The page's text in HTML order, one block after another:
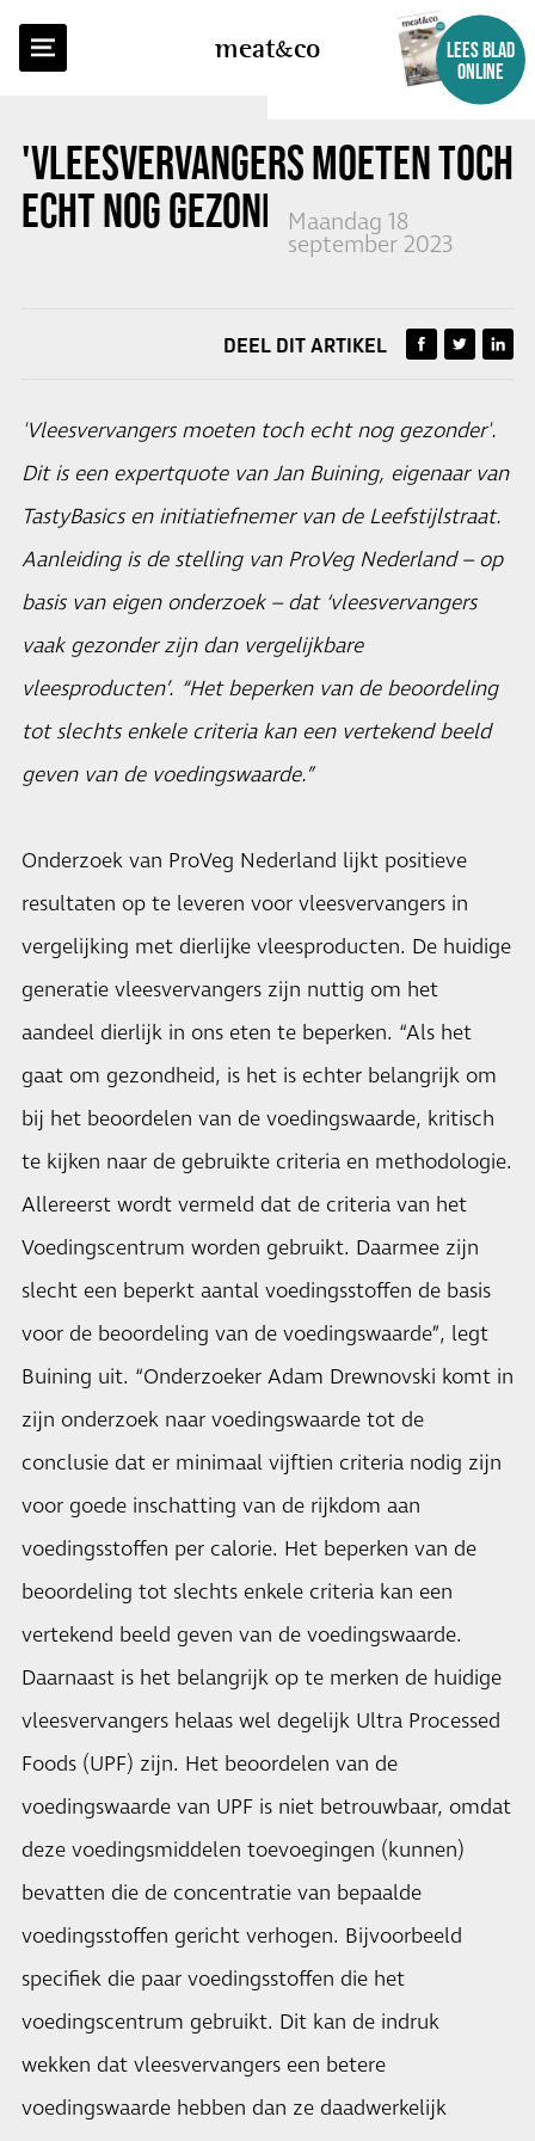
meatco
LEES BLAD
ONLINE
'VLEESVERVANGERS MOETEN TOCH
ECHT NOG GEZONDER'Maandag 18
september 2023
TERUG NAAR OVERZICHT
DEEL DIT ARTIKEL
'Vleesvervangers moeten toch echt nog gezonder'.
Dit is een expertquote van Jan Buining, eigenaar van
TastyBasics en initiatiefnemer van de Leefstijlstraat.
Aanleiding is de stelling van ProVeg Nederland – op
basis van eigen onderzoek – dat ‘vleesvervangers
vaak gezonder zijn dan vergelijkbare
vleesproducten’. “Het beperken van de beoordeling
tot slechts enkele criteria kan een vertekend beeld
geven van de voedingswaarde.”
Onderzoek van ProVeg Nederland lijkt positieve
resultaten op te leveren voor vleesvervangers in
vergelijking met dierlijke vleesproducten. De huidige
generatie vleesvervangers zijn nuttig om het
aandeel dierlijk in ons eten te beperken. “Als het
gaat om gezondheid, is het is echter belangrijk om
bij het beoordelen van de voedingswaarde, kritisch
te kijken naar de gebruikte criteria en methodologie.
Allereerst wordt vermeld dat de criteria van het
Voedingscentrum worden gebruikt. Daarmee zijn
slecht een beperkt aantal voedingsstoffen de basis
voor de beoordeling van de voedingswaarde”, legt
Buining uit. “Onderzoeker Adam Drewnovski komt in
zijn onderzoek naar voedingswaarde tot de
conclusie dat er minimaal vijftien criteria nodig zijn
voor goede inschatting van de rijkdom aan
voedingsstoffen per calorie. Het beperken van de
beoordeling tot slechts enkele criteria kan een
vertekend beeld geven van de voedingswaarde.
Daarnaast is het belangrijk op te merken de huidige
vleesvervangers helaas wel degelijk Ultra Processed
Foods (UPF) zijn. Het beoordelen van de
voedingswaarde van UPF is niet betrouwbaar, omdat
deze voedingsmiddelen toevoegingen (kunnen)
bevatten die de concentratie van bepaalde
voedingsstoffen gericht verhogen. Bijvoorbeeld
specifiek die paar voedingsstoffen die het
voedingscentrum gebruikt. Dit kan de indruk
wekken dat vleesvervangers een betere
voedingswaarde hebben dan ze daadwerkelijk